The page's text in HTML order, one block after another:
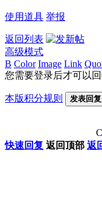
使用道具 举报
返回列表
高级模式
B Color Image Link
您需要登录后才可以
本版积分规则 发表回复
快速回复 返回顶部 返